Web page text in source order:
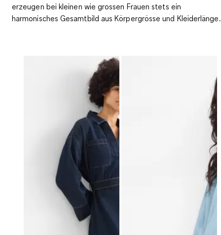
erzeugen bei kleinen wie grossen Frauen stets ein
harmonisches Gesamtbild aus Körpergrösse und Kleiderlänge.